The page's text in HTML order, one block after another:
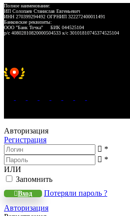
Полное наименование:
ИП Солопаев Станислав Евгеньевич
ИНН 270399294492 ОГРНИП 322272400011491
Банковские реквизиты:
ООО "Банк Точка" БИК 044525104
р/с 40802810820000504533 к/с 30101810745374525104
Авторизация
Регистрация
*
*
ИЛИ
Запомнить
Вход
Потеряли пароль ?
Авторизация